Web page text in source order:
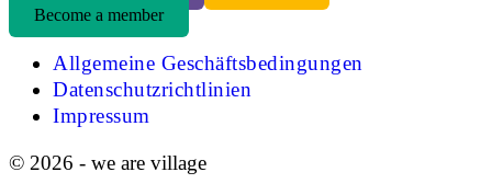
Become a member
Allgemeine Geschäftsbedingungen
Datenschutzrichtlinien
Impressum
© 2026 - we are village